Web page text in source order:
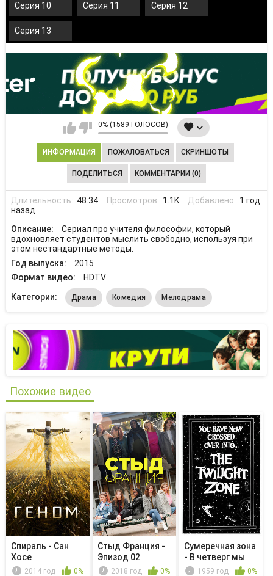
Серия 10 Серия 11 Серия 12
Серия 13
0% (1589 ГОЛОСОВ)
ИНФОРМАЦИЯ ПОЖАЛОВАТЬСЯ СКРИНШОТЫ
ПОДЕЛИТЬСЯ КОММЕНТАРИИ (0)
Длительность: 48:34 Просмотров: 1.1K Добавлено: 1 год
назад
Описание:
Сериал про учителя философии, который
вдохновляет студентов мыслить свободно, используя при
этом нестандартные методы.
Год выпуска:
2015
Формат видео:
HDTV
Категории:
Драма Комедия Мелодрама
Похожие видео
Спираль - Сан
Хосе
2014 год 0%
Стыд Франция -
Эпизод 02
2018 год 0%
Сумеречная зона
- В четверг мы
возвра...
1959 год 0%